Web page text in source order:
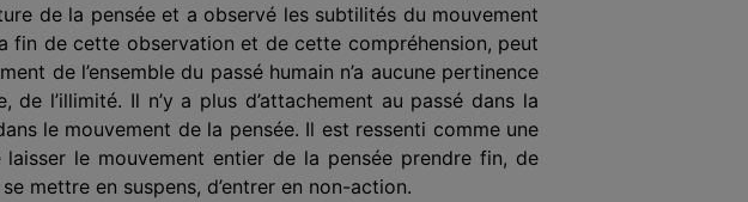
de la pensée et a observé les subtilités du mouvement
fin de cette observation et de cette compréhension, peut
de l’ensemble du passé humain n’a aucune pertinence
de l’illimité. Il n’y a plus d’attachement au passé dans la
le mouvement de la pensée. Il est ressenti comme une
le mouvement entier de la pensée prendre fin, de
mettre en suspens, d’entrer en non-action.